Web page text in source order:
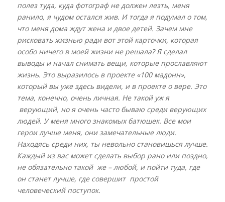
полез туда, куда фотограф не должен лезть, меня
ранило, я чудом остался жив. И тогда я подумал о том,
что меня дома ждут жена и двое детей. Зачем мне
рисковать жизнью ради вот этой карточки, которая
особо ничего в моей жизни не решала? Я сделал
выводы и начал снимать вещи, которые прославляют
жизнь. Это выразилось в проекте «100 мадонн»,
который вы уже здесь видели, и в проекте о вере. Это
тема, конечно, очень личная. Не такой уж я
верующий, но я очень часто бываю среди верующих
людей. У меня много знакомых батюшек. Все мои
герои лучше меня, они замечательные люди.
Находясь среди них, ты невольно становишься лучше.
Каждый из вас может сделать выбор рано или поздно,
не обязательно такой же – любой, и пойти туда, где
он станет лучше, где совершит простой
человеческий поступок.